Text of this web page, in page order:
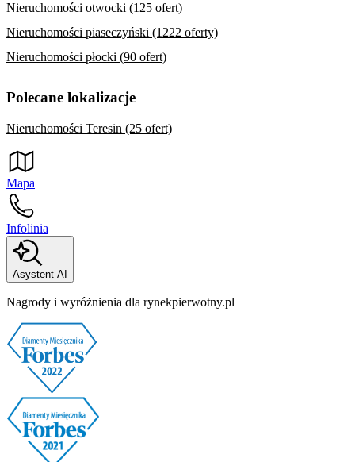
Nieruchomości otwocki (125 ofert)
Nieruchomości piaseczyński (1222 oferty)
Nieruchomości płocki (90 ofert)
Polecane lokalizacje
Nieruchomości Teresin (25 ofert)
Mapa
Infolinia
Asystent AI
Nagrody i wyróżnienia dla rynekpierwotny.pl